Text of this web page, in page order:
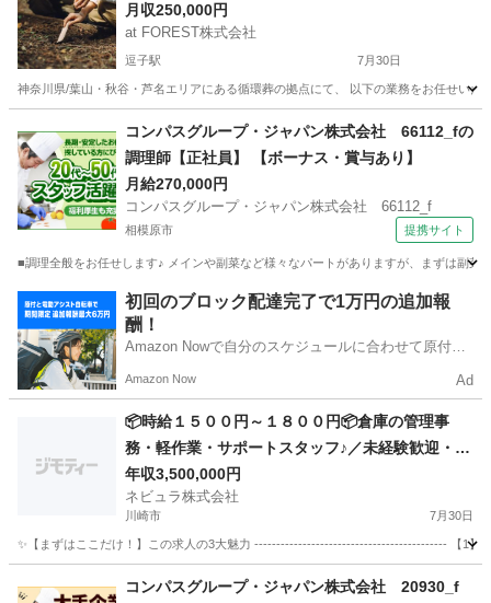
月収250,000円
at FOREST株式会社
逗子駅 7月30日
神奈川県/葉山・秋谷・芦名エリアにある循環葬の拠点にて、 以下の業務をお任せい
逗子駅 その他 業務
コンパスグループ・ジャパン株式会社 66112_fの
調理師【正社員】 【ボーナス・賞与あり】
月給270,000円
コンパスグループ・ジャパン株式会社 66112_f
相模原市 提携サイト
■調理全般をお任せします♪ メインや副菜など様々なパートがありますが、まずは副
相模原市 調理師
初回のブロック配達完了で1万円の追加報
酬！
Amazon Nowで自分のスケジュールに合わせて原付や
う！
Amazon Now Ad
📦時給１５００円～１８００円📦倉庫の管理事
務・軽作業・サポートスタッフ♪／未経験歓迎・学
歴不問／シフト制・選べる勤務時間【126231】
年収3,500,000円
ネビュラ株式会社
川崎市 7月30日
✨【まずはここだけ！】この求人の3大魅力 -------------------------------------------- 【1】
サービス業 未経験
コンパスグループ・ジャパン株式会社 20930_f